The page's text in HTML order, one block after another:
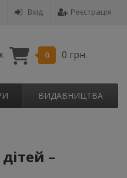
Вхід Реєстрація
0 0 грн.
ВИДАВНИЦТВА
–